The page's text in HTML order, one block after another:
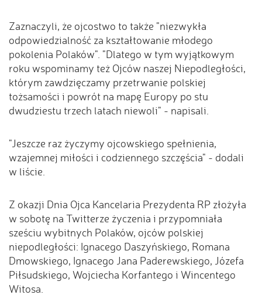
Zaznaczyli, że ojcostwo to także "niezwykła
odpowiedzialność za kształtowanie młodego
pokolenia Polaków". "Dlatego w tym wyjątkowym
roku wspominamy też Ojców naszej Niepodległości,
którym zawdzięczamy przetrwanie polskiej
tożsamości i powrót na mapę Europy po stu
dwudziestu trzech latach niewoli" - napisali.
"Jeszcze raz życzymy ojcowskiego spełnienia,
wzajemnej miłości i codziennego szczęścia" - dodali
w liście.
Z okazji Dnia Ojca Kancelaria Prezydenta RP złożyła
w sobotę na Twitterze życzenia i przypomniała
sześciu wybitnych Polaków, ojców polskiej
niepodległości: Ignacego Daszyńskiego, Romana
Dmowskiego, Ignacego Jana Paderewskiego, Józefa
Piłsudskiego, Wojciecha Korfantego i Wincentego
Witosa.